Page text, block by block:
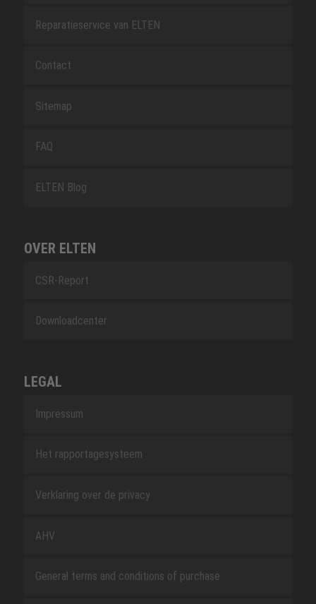
Reparatieservice van ELTEN
Contact
Sitemap
FAQ
ELTEN Blog
OVER ELTEN
CSR-Report
Downloadcenter
LEGAL
Impressum
Het rapportagesysteem
Verklaring over de privacy
AHV
General terms and conditions of purchase